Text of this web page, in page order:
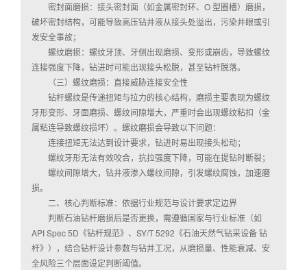
密封面磨损：接头密封面（如金属密封环、O 型圈槽）磨损，
破坏密封结构，可能导致高压钻井液从接头处溢出，污染井眼或引
发安全事故；
螺纹磨损：螺纹牙顶、牙侧出现磨损、变形或崩齿，导致螺纹
连接强度下降，钻进时可能出现接头松脱，甚至钻杆脱落。
（三）螺纹磨损：直接威胁连接安全性
钻杆螺纹是传递扭矩与拉力的核心结构，磨损主要表现为螺纹
牙形变形、牙面磨损、螺纹间隙增大，严重时会出现螺纹粘扣（金
属粘连导致螺纹损坏）。螺纹磨损会导致以下问题：
连接扭矩无法达到设计要求，钻进时易出现接头松动；
螺纹牙形无法有效咬合，抗拉强度下降，可能在提钻时断裂；
螺纹间隙增大，钻井液渗入螺纹间隙，引发螺纹腐蚀，加速磨
损。
二、核心判断标准：依据行业规范与设计要求定边界
判断石油钻杆磨损后是否更换，需遵循国家与行业标准（如
API Spec 5D《钻杆规范》、SY/T 5292《石油天然气钻采设备 钻
杆》），结合钻杆设计参数与钻井工况，从磨损量、性能衰减、安
全风险三个层面设定判断阈值。